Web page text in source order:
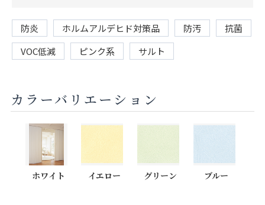
防炎 ホルムアルデヒド対策品 防汚
抗菌
VOC低減
ピンク系 サルト
カラーバリエーション
ホワイト イエロー グリーン ブルー